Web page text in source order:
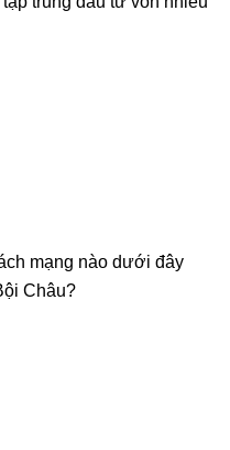
mạng nào dưới đây
Châu?